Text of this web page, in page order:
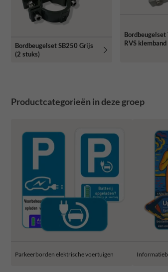
Bordbeugelset SB250 Grijs
(2 stuks)
Bordbeugelset
RVS
Productcategorieën in deze groep
Parkeerborden elektrische voertuigen